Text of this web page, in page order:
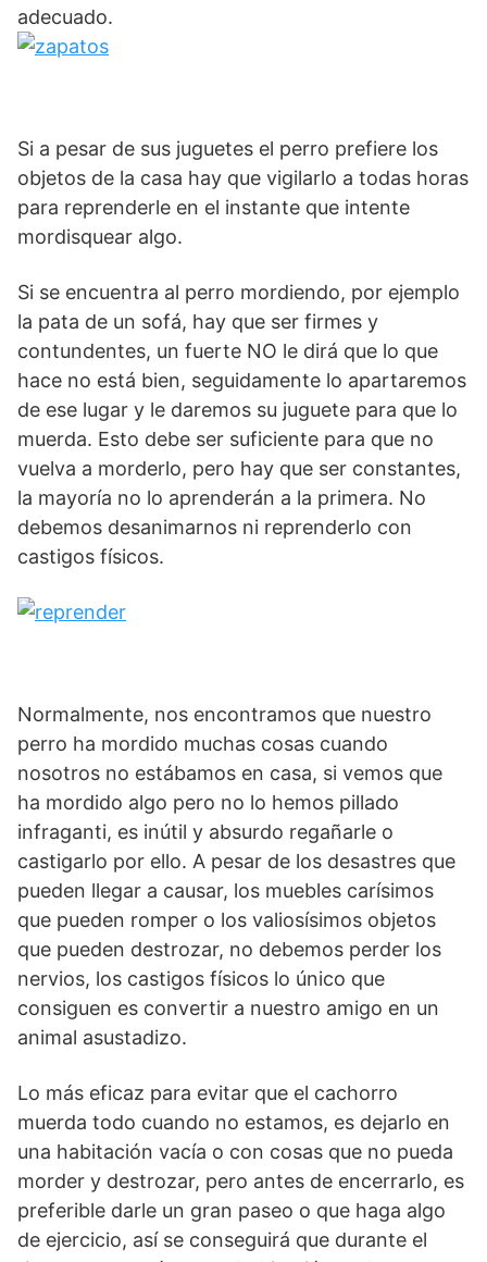
adecuado.
Si a pesar de sus juguetes el perro prefiere los
objetos de la casa hay que vigilarlo a todas horas
para reprenderle en el instante que intente
mordisquear algo.
Si se encuentra al perro mordiendo, por ejemplo
la pata de un sofá, hay que ser firmes y
contundentes, un fuerte NO le dirá que lo que
hace no está bien, seguidamente lo apartaremos
de ese lugar y le daremos su juguete para que lo
muerda. Esto debe ser suficiente para que no
vuelva a morderlo, pero hay que ser constantes,
la mayoría no lo aprenderán a la primera. No
debemos desanimarnos ni reprenderlo con
castigos físicos.
Normalmente, nos encontramos que nuestro
perro ha mordido muchas cosas cuando
nosotros no estábamos en casa, si vemos que
ha mordido algo pero no lo hemos pillado
infraganti, es inútil y absurdo regañarle o
castigarlo por ello. A pesar de los desastres que
pueden llegar a causar, los muebles carísimos
que pueden romper o los valiosísimos objetos
que pueden destrozar, no debemos perder los
nervios, los castigos físicos lo único que
consiguen es convertir a nuestro amigo en un
animal asustadizo.
Lo más eficaz para evitar que el cachorro
muerda todo cuando no estamos, es dejarlo en
una habitación vacía o con cosas que no pueda
morder y destrozar, pero antes de encerrarlo, es
preferible darle un gran paseo o que haga algo
de ejercicio, así se conseguirá que durante el